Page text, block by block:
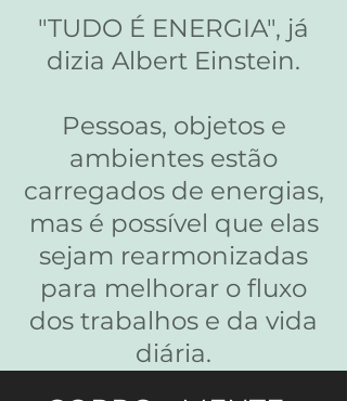
"TUDO É ENERGIA", já
dizia Albert Einstein.
Pessoas, objetos e
ambientes estão
carregados de energias,
mas é possível que elas
sejam rearmonizadas
para melhorar o fluxo
dos trabalhos e da vida
diária.